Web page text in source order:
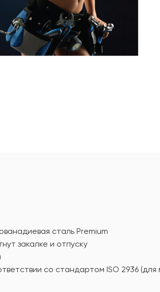
сталь Premium
закалке и отпуску
со стандартом ISO 2936